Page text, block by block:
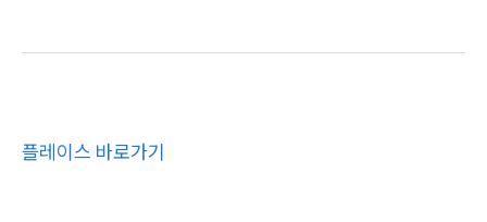
플레이스 바로가기